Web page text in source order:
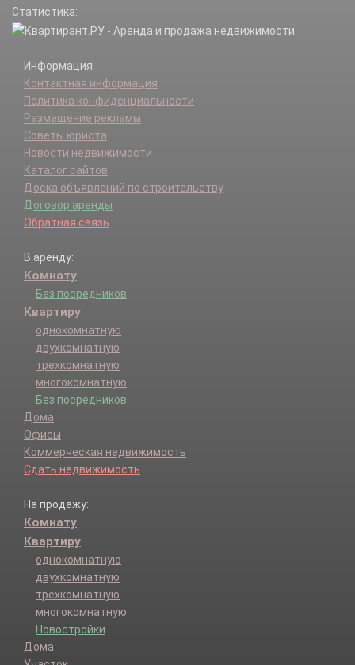
Статистика:
Информация:
Контактная информация
Политика конфиденциальности
Размещение рекламы
Советы юриста
Новости недвижимости
Каталог сайтов
Доска объявлений по строительству
Договор аренды
Обратная связь
В аренду:
Комнату
Без посредников
Квартиру
однокомнатную
двухкомнатную
трехкомнатную
многокомнатную
Без посредников
Дома
Офисы
Коммерческая недвижимость
Сдать недвижимость
На продажу:
Комнату
Квартиру
однокомнатную
двухкомнатную
трехкомнатную
многокомнатную
Новостройки
Дома